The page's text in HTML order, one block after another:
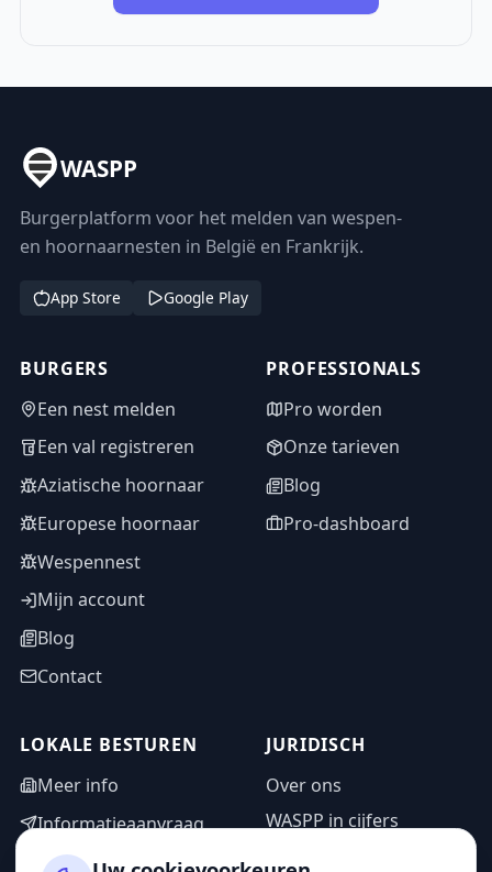
WASPP
Burgerplatform voor het melden van wespen-
en hoornaarnesten in België en Frankrijk.
App Store Google Play
BURGERS
Een nest melden
Een val registreren
Aziatische hoornaar
Europese hoornaar
Wespennest
Mijn account
Blog
Contact
PROFESSIONALS
Pro worden
Onze tarieven
Blog
Pro-dashboard
LOKALE BESTUREN
Meer info
Informatieaanvraag
Adminzone
JURIDISCH
Over ons
WASPP in cijfers